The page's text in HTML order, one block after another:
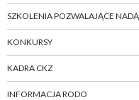
SZKOLENIA POZWALAJĄCE
KONKURSY
KADRA CKZ
INFORMACJA RODO